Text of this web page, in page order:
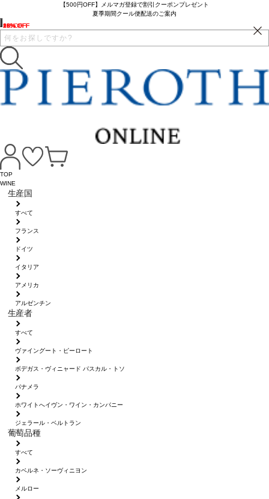
【500円OFF】メルマガ登録で割引クーポンプレゼント
夏季期間クール便配送のご案内
TOP
WINE
生産国
すべて
フランス
ドイツ
イタリア
アメリカ
アルゼンチン
生産者
すべて
ヴァイングート・ピーロート
ボデガス・ヴィニャード パスカル・トソ
パナメラ
ホワイトへイヴン・ワイン・カンパニー
ジェラール・ベルトラン
葡萄品種
すべて
カベルネ・ソーヴィニヨン
メルロー
25% OFF
16% OFF
10% OFF
16% OFF
22% OFF
6% OFF